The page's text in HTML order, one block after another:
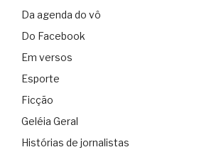
Da agenda do vô
Do Facebook
Em versos
Esporte
Ficção
Geléia Geral
Histórias de jornalistas